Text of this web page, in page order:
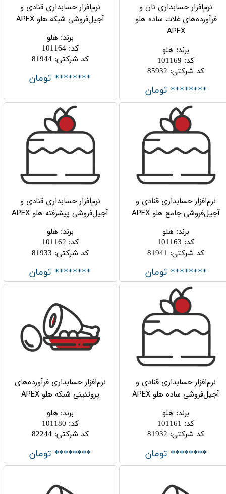
نرم‌افزار حسابداری نان و
فرآورده‌های غلات ساده هلو
APEX
برند: هلو
کد:
101169
کد شرکتی:
85932
******** تومان
نرم‌افزار حسابداری قنادی و
آجیل‌فروشی شبکه هلو APEX
برند: هلو
کد:
101164
کد شرکتی:
81944
******** تومان
نرم‌افزار حسابداری قنادی و
آجیل‌فروشی جامع هلو APEX
برند: هلو
کد:
101163
کد شرکتی:
81941
******** تومان
نرم‌افزار حسابداری قنادی و
آجیل‌فروشی پیشرفته هلو APEX
برند: هلو
کد:
101162
کد شرکتی:
81933
******** تومان
نرم‌افزار حسابداری قنادی و
آجیل‌فروشی ساده هلو APEX
برند: هلو
کد:
101161
کد شرکتی:
81932
******** تومان
نرم‌افزار حسابداری فرآورده‌های
پروتئینی شبکه هلو APEX
برند: هلو
کد:
101180
کد شرکتی:
82244
******** تومان